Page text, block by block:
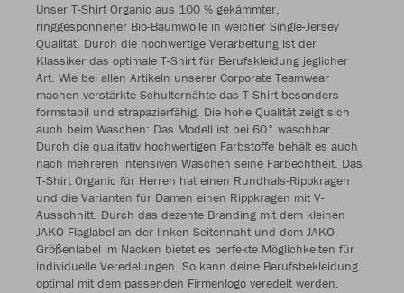
Unser T-Shirt Organic aus 100 % gekämmter,
ringgesponnener Bio-Baumwolle in weicher Single-Jersey
Qualität. Durch die hochwertige Verarbeitung ist der
Klassiker das optimale T-Shirt für Berufskleidung jeglicher
Art. Wie bei allen Artikeln unserer Corporate Teamwear
machen verstärkte Schulternähte das T-Shirt besonders
formstabil und strapazierfähig. Die hohe Qualität zeigt sich
auch beim Waschen: Das Modell ist bei 60° waschbar.
Durch die qualitativ hochwertigen Farbstoffe behält es auch
nach mehreren intensiven Wäschen seine Farbechtheit. Das
T-Shirt Organic für Herren hat einen Rundhals-Rippkragen
und die Varianten für Damen einen Rippkragen mit V-
Ausschnitt. Durch das dezente Branding mit dem kleinen
JAKO Flaglabel an der linken Seitennaht und dem JAKO
Größenlabel im Nacken bietet es perfekte Möglichkeiten für
individuelle Veredelungen. So kann deine Berufsbekleidung
optimal mit dem passenden Firmenlogo veredelt werden.